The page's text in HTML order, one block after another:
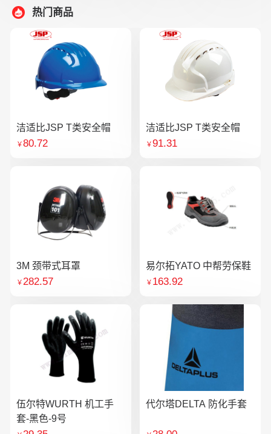
热门商品
洁适比JSP T类安全帽
￥80.72
洁适比JSP T类安全帽
￥91.31
3M 颈带式耳罩
￥282.57
易尔拓YATO 中帮劳保鞋
￥ 163.92
伍尔特WURTH 机工手
套-黑色-9号
代尔塔DELTA 防化手套